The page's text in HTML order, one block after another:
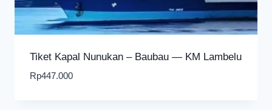
Tiket Kapal Nunukan – Baubau — KM Lambelu
Rp447.000